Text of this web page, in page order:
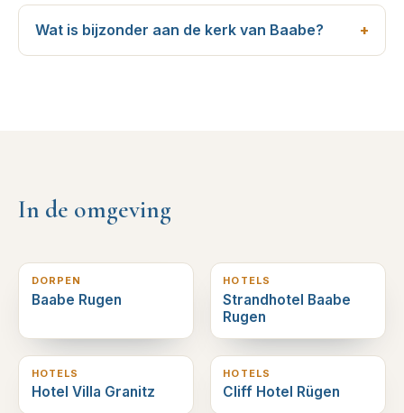
Wat is bijzonder aan de kerk van Baabe?
In de omgeving
DORPEN
Baabe Rugen
HOTELS
Strandhotel Baabe
Rugen
0 km verderop
HOTELS
Hotel Villa Granitz
1 km verderop
HOTELS
Cliff Hotel Rügen